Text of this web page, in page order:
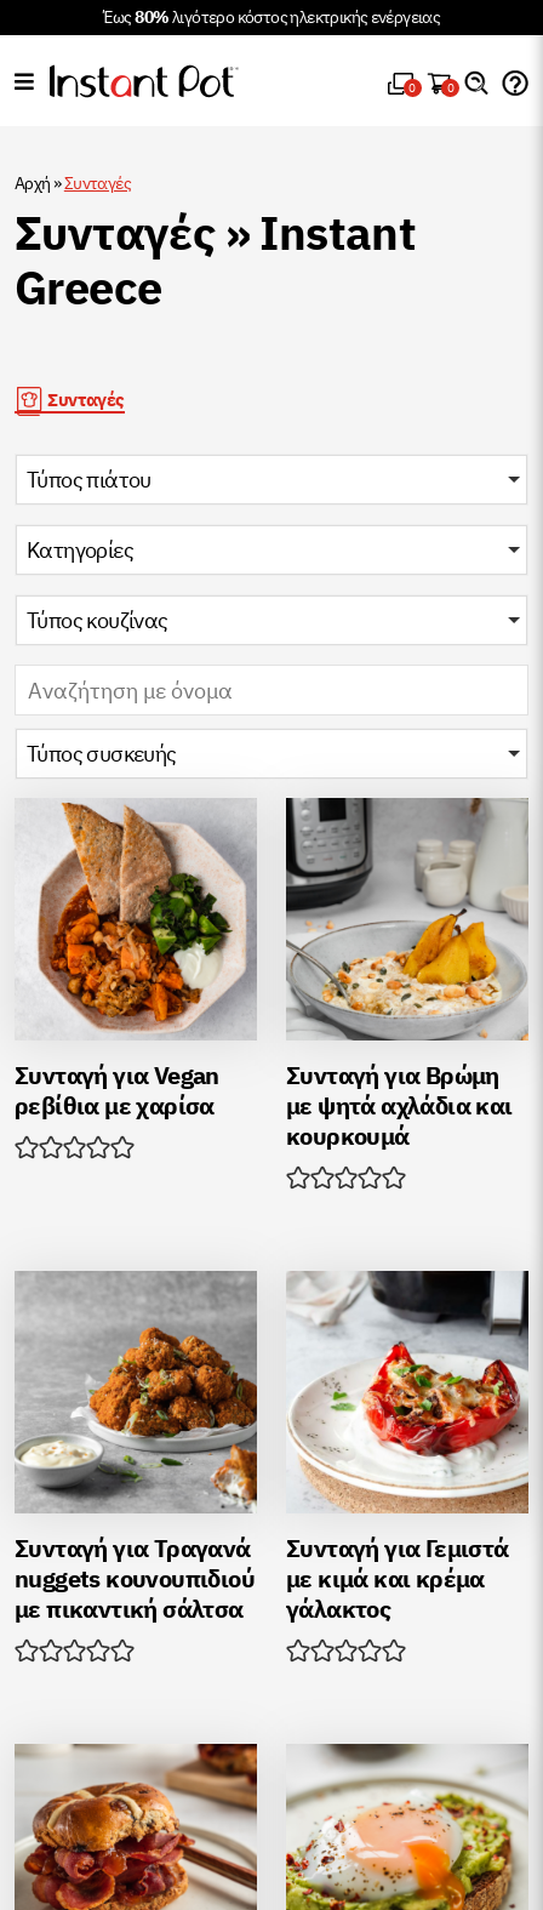
Έως80%λιγότερο κόστος ηλεκτρικής ενέργειας
0 0
Αρχή»Συνταγές
Συνταγές » Instant
Greece
Συνταγές
Τύπος πιάτου
Κατηγορίες
Τύπος κουζίνας
Τύπος συσκευής
Συνταγή για Vegan
ρεβίθια με χαρίσα
Συνταγή για Βρώμη
με ψητά αχλάδια και
κουρκουμά
Συνταγή για Τραγανά
nuggets κουνουπιδιού
με πικαντική σάλτσα
Συνταγή για Γεμιστά
με κιμά και κρέμα
γάλακτος